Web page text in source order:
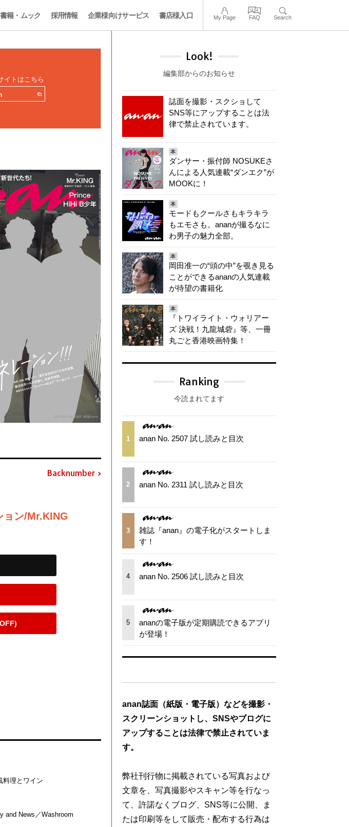
書籍・ムック 採用情報 企業様向けサービス 書店様入口 My Page FAQ Search
イトはこちら
Backnumber
ョン/Mr.KING
料理とワイン
and News／Washroom
Look!
編集部からのお知らせ
誌面を撮影・スクショして
SNS等にアップすることは法
律で禁止されています。
本
ダンサー・振付師 NOSUKEさ
んによる人気連載“ダンエク”が
MOOKに！
本
モードもクールさもキラキラ
もエモさも。ananが撮るなに
わ男子の魅力全部。
本
岡田准一の“頭の中”を覗き見る
ことができるananの人気連載
が待望の書籍化
本
『トワイライト・ウォリアー
ズ 決戦！九龍城砦』等、一冊
丸ごと香港映画特集！
Ranking
今読まれてます
1 anan No. 2507 試し読みと目次
2 anan No. 2311 試し読みと目次
3
雑誌『anan』の電子化がスタートしま
す！
4 anan No. 2506 試し読みと目次
5
ananの電子版が定期購読できるアプリ
が登場！
anan誌面（紙版・電子版）などを撮影・
スクリーンショットし、SNSやブログに
アップすることは法律で禁止されていま
す。
弊社刊行物に掲載されている写真および
文章を、写真撮影やスキャン等を行なっ
て、許諾なくブログ、SNS等に公開、ま
たは印刷等をして販売・配布する行為は